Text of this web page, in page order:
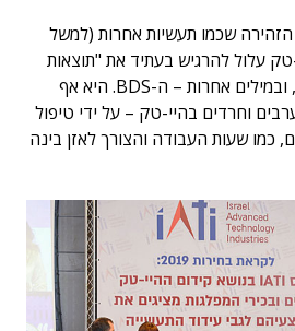
הזהירה שכמו תעשיות אחרות (למשל
עלול להרגיש בעתיד את "תוצאות
המצב הפוליטי", כלשונה, ובמילים אחרות – ה-BDS. היא אף
וחרדים בהיי-טק – על ידי טיפול
כמו שעות העבודה והצורך לאזן בינה